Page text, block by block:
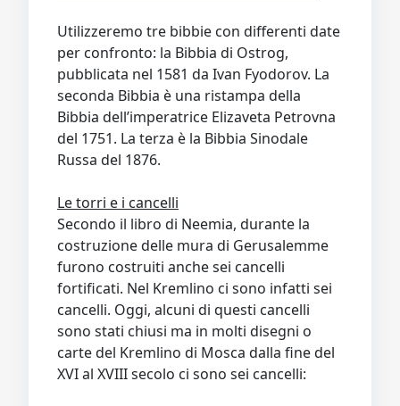
Utilizzeremo tre bibbie con differenti date
per confronto: la Bibbia di Ostrog,
pubblicata nel 1581 da Ivan Fyodorov. La
seconda Bibbia è una ristampa della
Bibbia dell’imperatrice Elizaveta Petrovna
del 1751. La terza è la Bibbia Sinodale
Russa del 1876.
Le torri e i cancelli
Secondo il libro di Neemia, durante la
costruzione delle mura di Gerusalemme
furono costruiti anche sei cancelli
fortificati. Nel Kremlino ci sono infatti sei
cancelli. Oggi, alcuni di questi cancelli
sono stati chiusi ma in molti disegni o
carte del Kremlino di Mosca dalla fine del
XVI al XVIII secolo ci sono sei cancelli: